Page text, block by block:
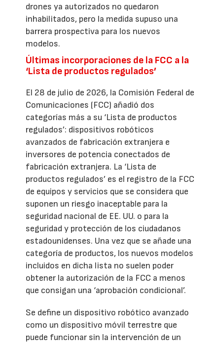
drones ya autorizados no quedaron
inhabilitados, pero la medida supuso una
barrera prospectiva para los nuevos
modelos.
Últimas incorporaciones de la FCC a la
‘Lista de productos regulados’
El 28 de julio de 2026, la Comisión Federal de
Comunicaciones (FCC) añadió dos
categorías más a su ‘Lista de productos
regulados’: dispositivos robóticos
avanzados de fabricación extranjera e
inversores de potencia conectados de
fabricación extranjera. La ‘Lista de
productos regulados’ es el registro de la FCC
de equipos y servicios que se considera que
suponen un riesgo inaceptable para la
seguridad nacional de EE. UU. o para la
seguridad y protección de los ciudadanos
estadounidenses. Una vez que se añade una
categoría de productos, los nuevos modelos
incluidos en dicha lista no suelen poder
obtener la autorización de la FCC a menos
que consigan una ‘aprobación condicional’.
Se define un dispositivo robótico avanzado
como un dispositivo móvil terrestre que
puede funcionar sin la intervención de un